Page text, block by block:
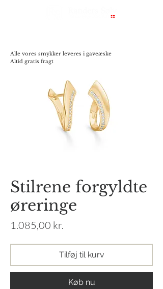
Stilrene forgyldte
øreringe
1.085,00 kr.
Tilføj til kurv
Køb nu
Alle vores smykker leveres i gaveæske
Altid gratis fragt